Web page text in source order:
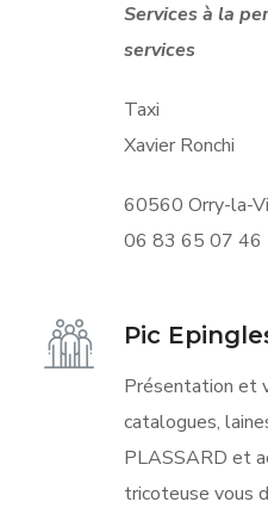
Services à la
services
Taxi
Xavier Ronchi
60560 Orry-la-
06 83 65 07 46
Pic
Présentation et
catalogues,
PLASSARD et
tricoteuse vous